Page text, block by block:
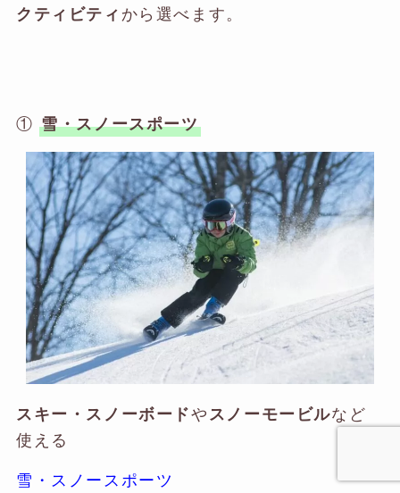
クティビティから選べます。
①雪・スノースポーツ
スキー・スノーボードやスノーモービルなど
使える
雪・スノースポーツ